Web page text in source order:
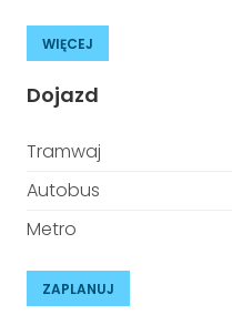
WIĘCEJ
Dojazd
Tramwaj
Autobus
Metro
ZAPLANUJ